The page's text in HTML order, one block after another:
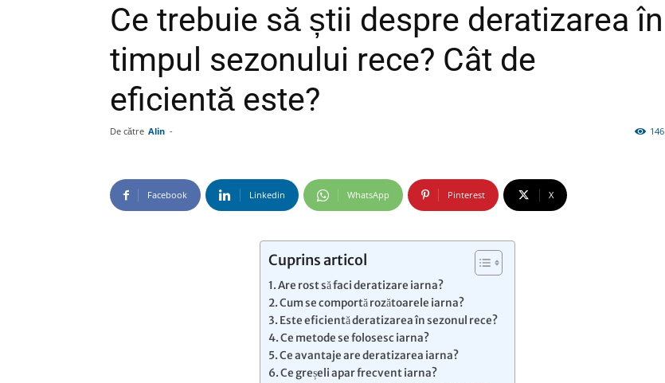
comunicate
Ce trebuie să știi despre deratizarea în
timpul sezonului rece? Cât de
eficientă este?
De către Alin - 146
Facebook Linkedin WhatsApp Pinterest X
Cuprins articol
Are rost să faci deratizare iarna?
Cum se comportă rozătoarele iarna?
Este eficientă deratizarea în sezonul rece?
Ce metode se folosesc iarna?
Ce avantaje are deratizarea iarna?
Ce greșeli apar frecvent iarna?